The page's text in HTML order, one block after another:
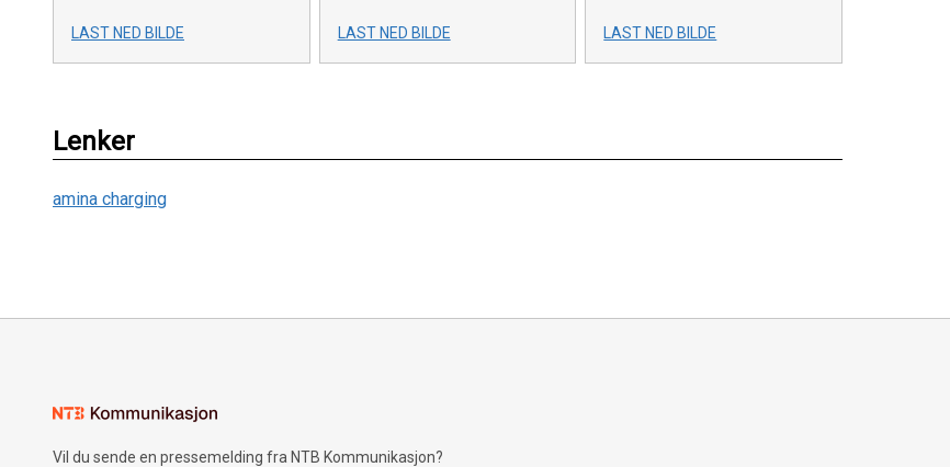
LAST NED BILDE LAST NED BILDE LAST NED BILDE
Lenker
amina charging
Vil du sende en pressemelding fra NTB Kommunikasjon?